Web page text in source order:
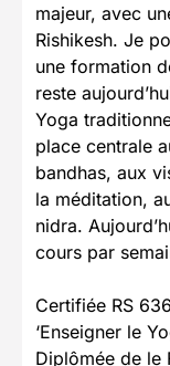
majeur, avec
Rishikesh. Je
une formation
reste
Yoga
place centrale
bandhas, aux
la méditation,
nidra.
cours par
Certifiée RS
‘Enseigner le
Diplômée de le